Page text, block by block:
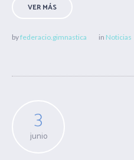
VER MÁS
byfederacio.gimnastica in Noticias
3
junio